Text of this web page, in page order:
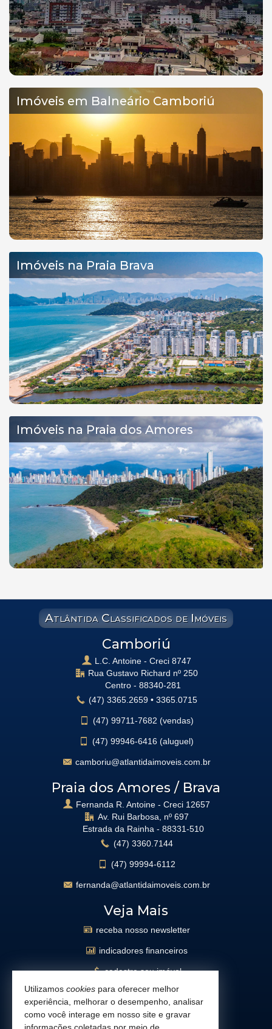
Imóveis em Balneário Camboriú
Imóveis na Praia Brava
Imóveis na Praia dos Amores
Atlântida Classificados de Imóveis
Camboriú
L.C. Antoine - Creci 8747
Rua Gustavo Richard nº 250
Centro - 88340-281
(47) 3365.2659 • 3365.0715
(47) 99711-7682 (vendas)
(47) 99946-6416 (aluguel)
camboriu@atlantidaimoveis.com.br
Praia dos Amores / Brava
Fernanda R. Antoine - Creci 12657
Av. Rui Barbosa, nº 697
Estrada da Rainha - 88331-510
(47) 3360.7144
(47) 99994-6112
fernanda@atlantidaimoveis.com.br
Veja Mais
receba nosso newsletter
indicadores financeiros
cadastre seu imóvel
imóveis favoritos
mapa de imóveis
Utilizamos cookies para oferecer melhor
experiência, melhorar o desempenho, analisar
como você interage em nosso site e gravar